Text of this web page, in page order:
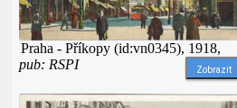
Praha - Příkopy (id:vn0345), 1918,
pub: RSPI
Zobrazit